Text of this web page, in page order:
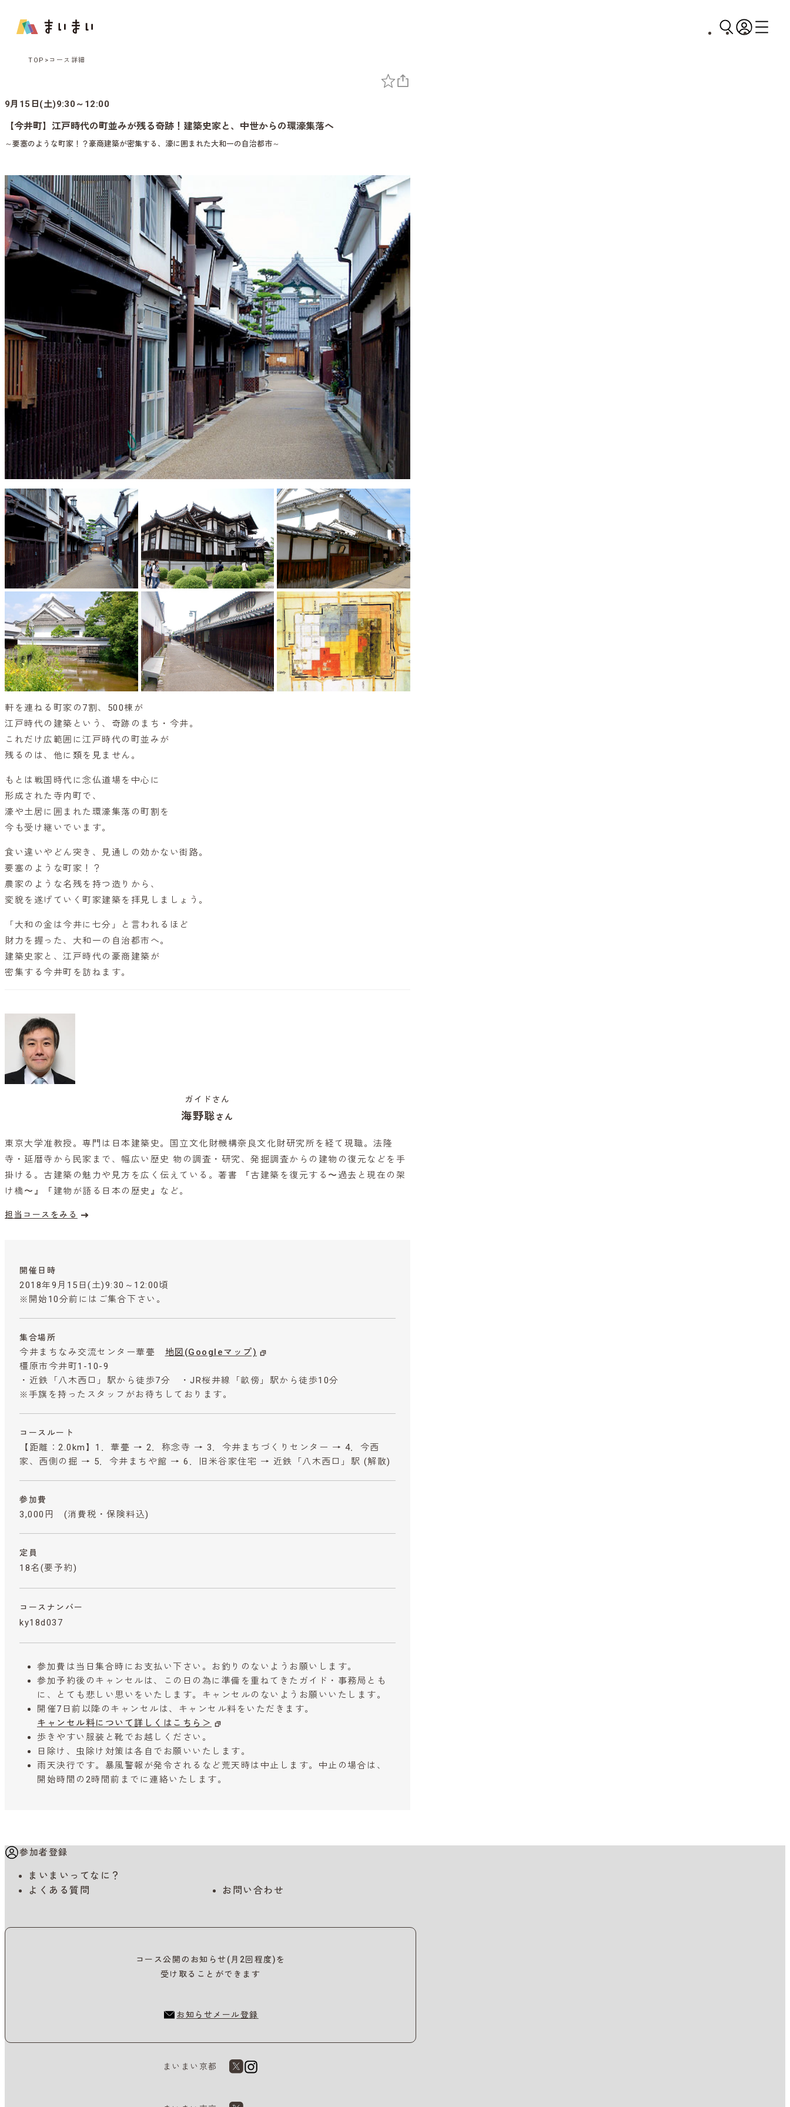
TOP コース詳細
9月15日(土)9:30～12:00
【今井町】江戸時代の町並みが残る奇跡！建築史家と、中世からの環濠集落へ
～要塞のような町家！？豪商建築が密集する、濠に囲まれた大和一の自治都市～
軒を連ねる町家の7割、500棟が
江戸時代の建築という、奇跡のまち・今井。
これだけ広範囲に江戸時代の町並みが
残るのは、他に類を見ません。
もとは戦国時代に念仏道場を中心に
形成された寺内町で、
濠や土居に囲まれた環濠集落の町割を
今も受け継いでいます。
食い違いやどん突き、見通しの効かない街路。
要塞のような町家！？
農家のような名残を持つ造りから、
変貌を遂げていく町家建築を拝見しましょう。
「大和の金は今井に七分」と言われるほど
財力を握った、大和一の自治都市へ。
建築史家と、江戸時代の豪商建築が
密集する今井町を訪ねます。
ガイドさん
海野聡さん
東京大学准教授。専門は日本建築史。国立文化財機構奈良文化財研究所を経て現職。法隆
寺・延暦寺から⺠家まで、幅広い歴史 物の調査・研究、発掘調査からの建物の復元などを手
掛ける。古建築の魅力や見方を広く伝えている。著書 『古建築を復元する〜過去と現在の架
け橋〜』『建物が語る日本の歴史』など。
担当コースをみる
開催日時
2018年9月15日(土)9:30～12:00頃
※開始10分前にはご集合下さい。
集合場所
今井まちなみ交流センター華甍 地図(Googleマップ)
橿原市今井町1-10-9
・近鉄「八木西口」駅から徒歩7分 ・JR桜井線「畝傍」駅から徒歩10分
※手旗を持ったスタッフがお待ちしております。
コースルート
【距離：2.0km】1．華甍 → 2．称念寺 → 3．今井まちづくりセンター → 4．今西
家、西側の掘 → 5．今井まちや館 → 6．旧米谷家住宅 → 近鉄「八木西口」駅 (解散)
参加費
3,000円 (消費税・保険料込)
定員
18名(要予約)
コースナンバー
ky18d037
参加費は当日集合時にお支払い下さい。お釣りのないようお願いします。
参加予約後のキャンセルは、この日の為に準備を重ねてきたガイド・事務局とも
に、とても悲しい思いをいたします。キャンセルのないようお願いいたします。
開催7日前以降のキャンセルは、キャンセル料をいただきます。
キャンセル料について詳しくはこちら＞
歩きやすい服装と靴でお越しください。
日除け、虫除け対策は各自でお願いいたします。
雨天決行です。暴風警報が発令されるなど荒天時は中止します。中止の場合は、
開始時間の2時間前までに連絡いたします。
参加者登録
まいまいってなに？
よくある質問
お問い合わせ
コース公開のお知らせ(月2回程度)を
受け取ることができます
お知らせメール登録
まいまい京都